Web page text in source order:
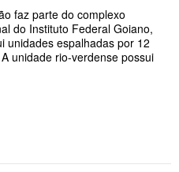
faz parte do complexo
do Instituto Federal Goiano,
unidades espalhadas por 12
unidade rio-verdense possui